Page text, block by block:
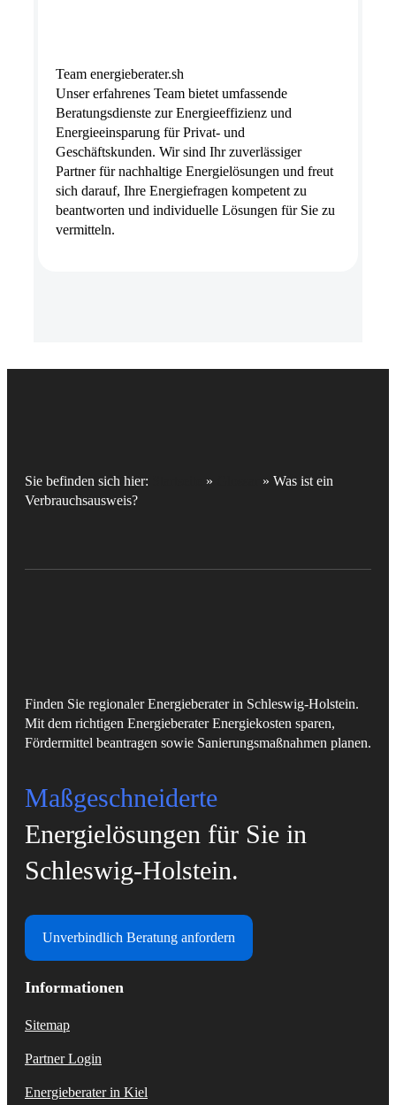
Team energieberater.sh
Unser erfahrenes Team bietet umfassende
Beratungsdienste zur Energieeffizienz und
Energieeinsparung für Privat- und
Geschäftskunden. Wir sind Ihr zuverlässiger
Partner für nachhaltige Energielösungen und freut
sich darauf, Ihre Energiefragen kompetent zu
beantworten und individuelle Lösungen für Sie zu
vermitteln.
Sie befinden sich hier: » » Was ist ein
Verbrauchsausweis?
Finden Sie regionaler Energieberater in Schleswig-Holstein.
Mit dem richtigen Energieberater Energiekosten sparen,
Fördermittel beantragen sowie Sanierungsmaßnahmen planen.
Informationen
Sitemap
Partner Login
Energieberater in Kiel
Maßgeschneiderte
Energielösungen für Sie in
Schleswig-Holstein.
Unverbindlich Beratung anfordern